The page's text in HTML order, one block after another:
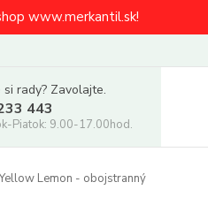
www.merkantil.sk!
rady? Zavolajte.
443
Piatok: 9.00-17.00hod.
Lemon - obojstranný